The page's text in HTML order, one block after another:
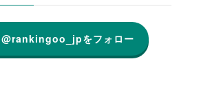
@rankingoo_jpをフォロー